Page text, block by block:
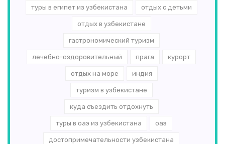
туры в египет из узбекистана отдых с детьми
отдых в узбекистане
гастрономический туризм
лечебно-оздоровительный прага курорт
отдых на море индия
туризм в узбекистане
куда съездить отдохнуть
туры в оаэ из узбекистана оаэ
достопримечательности узбекистана